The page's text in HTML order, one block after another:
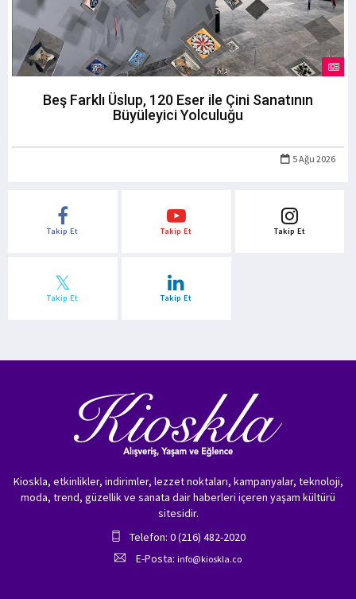
Beş Farklı Üslup, 120 Eser ile Çini Sanatının
Büyüleyici Yolculuğu
5 Ağu 2026
Takip Et Takip Et Takip Et
Takip Et Takip Et
Kioskla, etkinlikler, indirimler, lezzet noktaları, kampanyalar, teknoloji,
moda, trend, güzellik ve sanata dair haberleri içeren yaşam kültürü
sitesidir.
Telefon: 0 (216) 482-2020
E-Posta: info@kioskla.co